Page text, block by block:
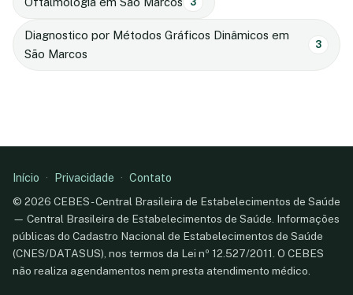
Diagnostico por Métodos Gráficos Dinâmicos em
São Marcos
3
Início · Privacidade · Contato
© 2026 CEBES - Central Brasileira de Estabelecimentos de Saúde
— Central Brasileira de Estabelecimentos de Saúde. Informações
públicas do Cadastro Nacional de Estabelecimentos de Saúde
(CNES/DATASUS), nos termos da Lei nº 12.527/2011. O CEBES
não realiza agendamentos nem presta atendimento médico.